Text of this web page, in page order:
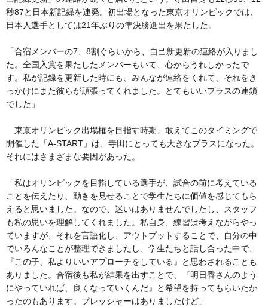
秒87と日本新記録を連発。初出場となった東京オリンピックでは、
日本人選手としては21年ぶりの準決勝進出を果たした。
「合宿メンバーの7、8割ぐらいから、自己新更新の連絡が入りまし
た。全国入賞を果たしたメンバーもいて、心からうれしかったで
す。私が記録を更新した時にも、みんなが連絡をくれて、それをき
っかけにまた彼らが頑張ってくれました。とてもいいプラスの連鎖
でした」
東京オリンピック出場権を目指す時期、敢えてこのタイミングで
開催した「A-START」は、寺田にとっても大きなプラスになった。
それにはさまざまな要因があった。
「私はオリンピックを目指している選手が、試合の前に考えている
ことを伝えたり、動きを見せることで学生たちに価値を感じてもら
えると思いました。なので、迷いはありませんでしたし、スタッフ
も私の思いを理解してくれました。私自身、練習は考えながらやっ
ていますが、それを言語化し、アウトプットすることで、自分の中
でいろんなことが整理できましたし、学生たちと話し合った中で、
『この子、私よりいいアプローチをしている』と思わされることも
ありました。合宿後も私が結果を出すことで、『明日香さんのよう
にやっていれば、良くなっていくんだ』と希望を持ってもらいたか
ったのもあります。プレッシャーはありましたけど」